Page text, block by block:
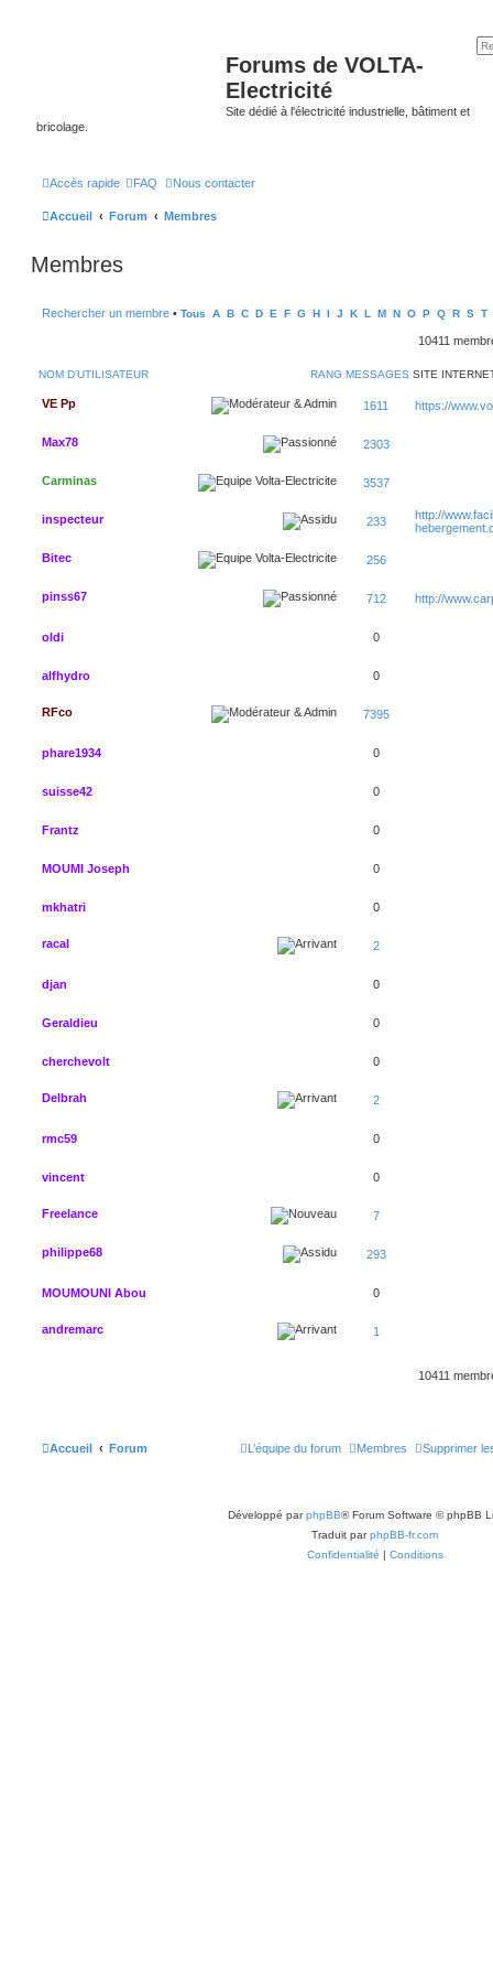
Forums de VOLTA-
Electricité
Site dédié à l'électricité industrielle, bâtiment et
bricolage.
Accès rapide FAQ Nous contacter
Accueil Forum Membres
Membres
Rechercher un membre • Tous A B C D E F G H I J K L M N O P Q R S T
10411
RANG
NOM D’UTILISATEUR MESSAGES SITE
VE Pp 1611 https://
Max78 2303
Carminas 3537
inspecteur 233
http://
Bitec 256
pinss67 712 http://
oldi 0
alfhydro 0
RFco 7395
phare1934 0
suisse42 0
Frantz 0
MOUMI Joseph 0
mkhatri 0
racal 2
djan 0
Geraldieu 0
cherchevolt 0
Delbrah 2
rmc59 0
vincent 0
Freelance 7
philippe68 293
MOUMOUNI Abou 0
andremarc 1
10411
Accueil Forum Supprimer
Membres
L’équipe du forum
Développé parphpBB® Forum Software © phpBB
Traduit parphpBB-fr.com
Confidentialité | Conditions